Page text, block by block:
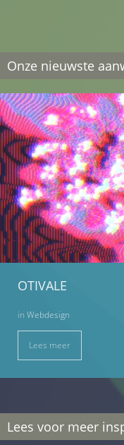
Onze nieuwste
OTIVALE
in Webdesign
Lees meer
Lees voor meer